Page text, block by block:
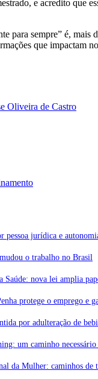
e acredito que
para sempre” é, mais
que impactam
Oliveira de Castro
pessoa jurídica e
o trabalho no Brasil
nova lei amplia
protege o emprego e
por adulteração de
um caminho necessário
da Mulher: caminhos de